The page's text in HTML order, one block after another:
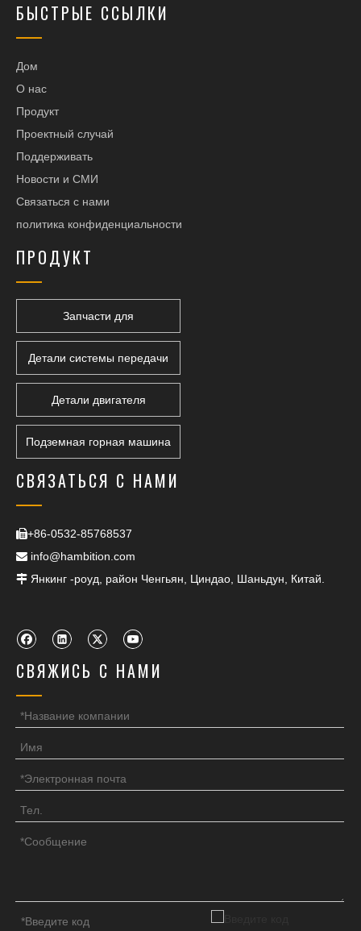
БЫСТРЫЕ ССЫЛКИ
Дом
О нас
Продукт
Проектный случай
Поддерживать
Новости и СМИ
Связаться с нами
политика конфиденциальности
ПРОДУКТ
Запчасти для
Детали системы передачи
Детали двигателя
Подземная горная машина
СВЯЗАТЬСЯ С НАМИ
+86-0532-85768537
 info@hambition.com
 Янкинг -роуд, район Ченгьян, Циндао, Шаньдун, Китай.
СВЯЖИСЬ С НАМИ